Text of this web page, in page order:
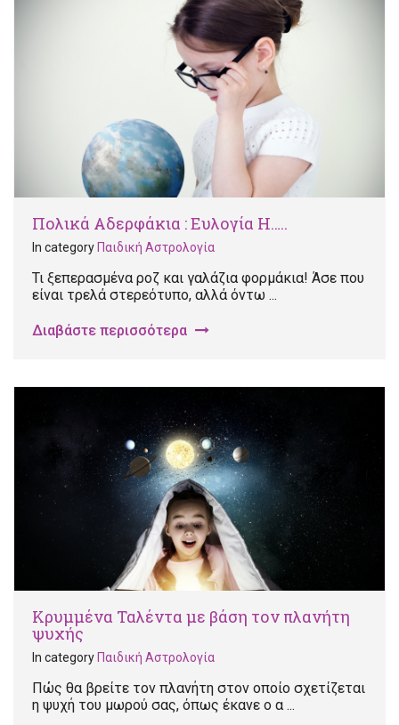
Πολικά Αδερφάκια : Ευλογία Η…..
In category Παιδική Αστρολογία
Τι ξεπερασμένα ροζ και γαλάζια φορμάκια! Άσε που
είναι τρελά στερεότυπο, αλλά όντω ...
Διαβάστε περισσότερα
Κρυμμένα Ταλέντα με βάση τον πλανήτη
ψυχής
In category Παιδική Αστρολογία
Πώς θα βρείτε τον πλανήτη στον οποίο σχετίζεται
η ψυχή του μωρού σας, όπως έκανε ο α ...